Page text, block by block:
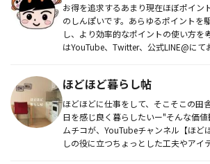
お得を追求するあまり現在ほぼポイン
のしんぽいです。あらゆるポイントを
し、より効率的なポイントの使い方を
はYouTube、Twitter、公式LINE@に
ほどほど暮らし帖
ほどほどに仕事をして、そこそこの田
日を感じ良く暮らしたいー"そんな価
ムチコが、YouTubeチャンネル【ほど
しの役に立つちょっとした工夫やアイ